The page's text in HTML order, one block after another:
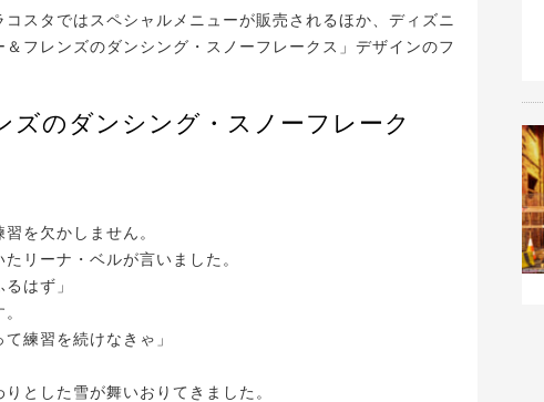
スタではスペシャルメニューが販売されるほか、ディズニ
フレンズのダンシング・スノーフレークス」デザインのフ
ズのダンシング・スノーフレーク
を欠かしません。
リーナ・ベルが言いました。
はず」
練習を続けなきゃ」
とした雪が舞いおりてきました。